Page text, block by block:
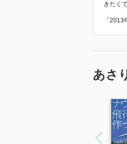
きたく
「
あさ